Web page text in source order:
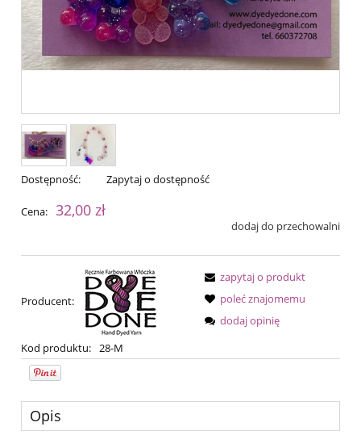
Dostępność: Zapytaj o dostępność
Cena: 32,00 zł
dodaj do przechowalni
Producent:
Kod produktu: 28-M
zapytaj o produkt
poleć znajomemu
dodaj opinię
Opis